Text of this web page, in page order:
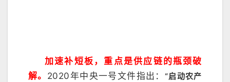
加速补短板，重点是供应链的瓶颈破
解。 2020年中央一号文件指出： “启动农产